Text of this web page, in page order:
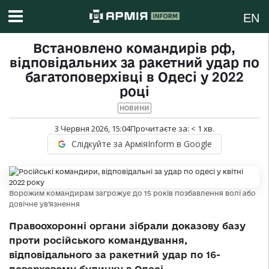
EN
Встановлено командирів рф,
відповідальних за ракетний удар по
багатоповерхівці в Одесі у 2022
році
НОВИНИ
3 Червня 2026, 15:04Прочитаєте за: < 1 хв.
Слідкуйте за АрміяInform в Google
Ворожим командирам загрожує до 15 років позбавлення волі або
довічне ув’язнення
Правоохоронні органи зібрали доказову базу
проти російського командування,
відповідального за ракетний удар по 16-